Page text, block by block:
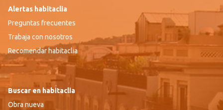
Alertas habitaclia
Preguntas frecuentes
Trabaja con nosotros
Recomendar habitaclia
Buscar en habitaclia
Obra nueva